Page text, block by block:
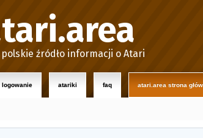
polskie źródło informacji o Atari
logowanie atariki faq atari.area strona